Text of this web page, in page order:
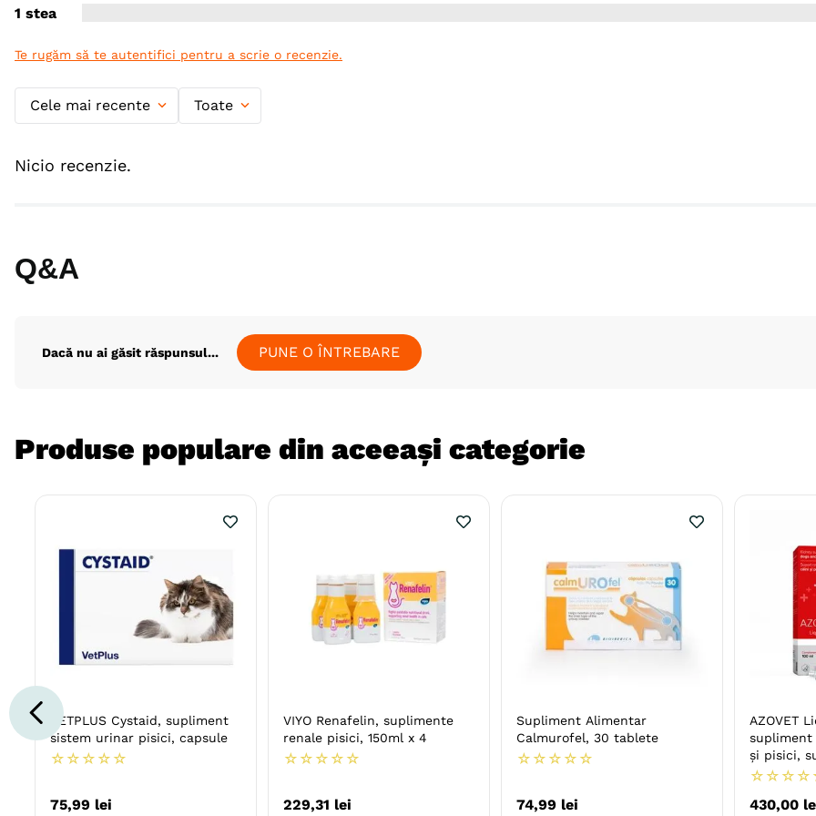
1 stea
Te rugăm să te autentifici pentru a scrie o recenzie.
Cele mai recente Toate
Nicio recenzie.
Q&A
Dacă nu ai găsit răspunsul... PUNE O ÎNTREBARE
Produse populare din aceeași categorie
VETPLUS Cystaid, supliment
sistem urinar pisici, capsule
☆ ☆ ☆ ☆ ☆
75,99 lei
VIYO Renafelin, suplimente
renale pisici, 150ml x 4
☆ ☆ ☆ ☆ ☆
229,31 lei
Supliment Alimentar
Calmurofel, 30 tablete
☆ ☆ ☆ ☆ ☆
74,99 lei
AZOVET
supliment
și pisici,
☆ ☆ ☆ ☆
430,00